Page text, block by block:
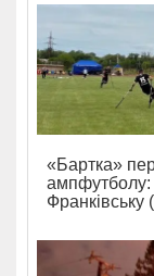
«Бартка»
ампфутболу: